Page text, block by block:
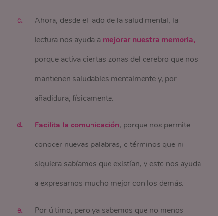
Ahora, desde el lado de la salud mental, la
lectura nos ayuda a mejorar nuestra memoria,
porque activa ciertas zonas del cerebro que nos
mantienen saludables mentalmente y, por
añadidura, físicamente.
Facilita la comunicación, porque nos permite
conocer nuevas palabras, o términos que ni
siquiera sabíamos que existían, y esto nos ayuda
a expresarnos mucho mejor con los demás.
Por último, pero ya sabemos que no menos